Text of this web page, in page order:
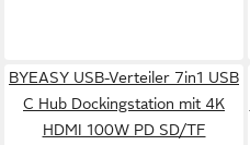
BYEASY USB-Verteiler 7in1 USB
C Hub Dockingstation mit 4K
HDMI 100W PD SD/TF